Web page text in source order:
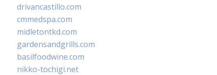
drivancastillo.com
cmmedspa.com
midletontkd.com
gardensandgrills.com
basilfoodwine.com
nikko-tochigi.net